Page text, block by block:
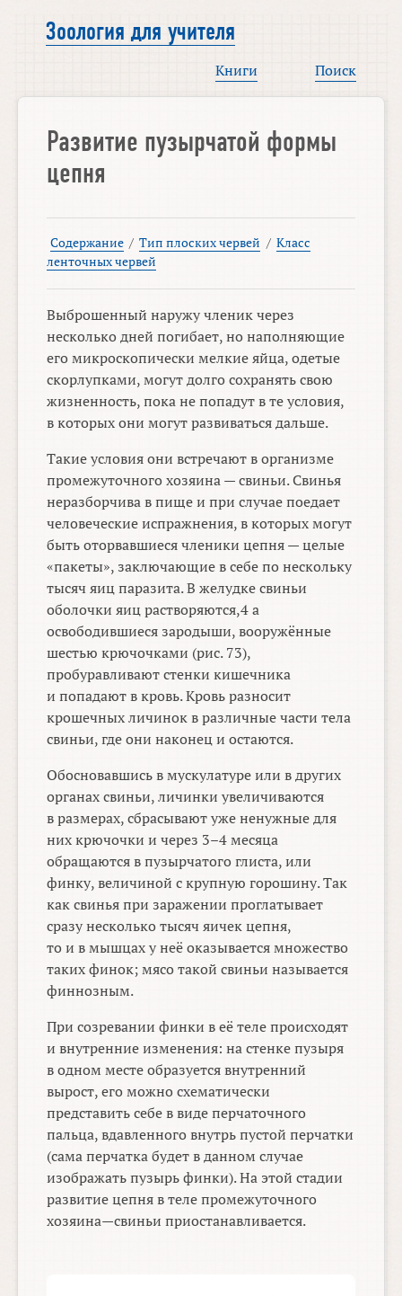
Зоология для учителя
Книги Поиск
Развитие пузырчатой формы
цепня
Содержание / Тип плоских червей / Класс
ленточных червей
Выброшенный наружу членик через
несколько дней погибает, но наполняющие
его микроскопически мелкие яйца, одетые
скорлупками, могут долго сохранять свою
жизненность, пока не попадут в те условия,
в которых они могут развиваться дальше.
Такие условия они встречают в организме
промежуточного хозяина — свиньи. Свинья
неразборчива в пище и при случае поедает
человеческие испражнения, в которых могут
быть оторвавшиеся членики цепня — целые
«пакеты», заключающие в себе по нескольку
тысяч яиц паразита. В желудке свиньи
оболочки яиц растворяются,4 а
освободившиеся зародыши, вооружённые
шестью крючочками (рис. 73),
пробуравливают стенки кишечника
и попадают в кровь. Кровь разносит
крошечных личинок в различные части тела
свиньи, где они наконец и остаются.
Обосновавшись в мускулатуре или в других
органах свиньи, личинки увеличиваются
в размерах, сбрасывают уже ненужные для
них крючочки и через 3–4месяца
обращаются в пузырчатого глиста, или
финку, величиной с крупную горошину. Так
как свинья при заражении проглатывает
сразу несколько тысяч яичек цепня,
то и в мышцах у неё оказывается множество
таких финок; мясо такой свиньи называется
финнозным.
При созревании финки в её теле происходят
и внутренние изменения: на стенке пузыря
в одном месте образуется внутренний
вырост, его можно схематически
представить себе в виде перчаточного
пальца, вдавленного внутрь пустой перчатки
(сама перчатка будет в данном случае
изображать пузырь финки). На этой стадии
развитие цепня в теле промежуточного
хозяина—свиньи приостанавливается.